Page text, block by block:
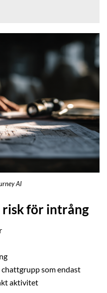
AI
risk för intrång
som endast
aktivitet